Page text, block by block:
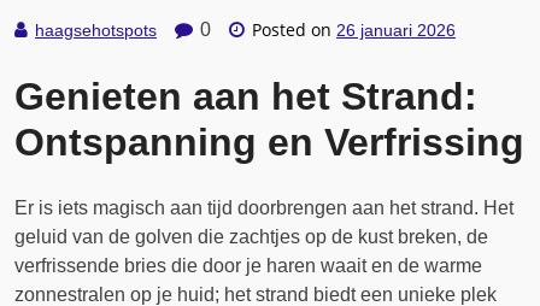
haagsehotspots 0 Posted on 26 januari 2026
Genieten aan het Strand:
Ontspanning en Verfrissing
Er is iets magisch aan tijd doorbrengen aan het strand. Het
geluid van de golven die zachtjes op de kust breken, de
verfrissende bries die door je haren waait en de warme
zonnestralen op je huid; het strand biedt een unieke plek